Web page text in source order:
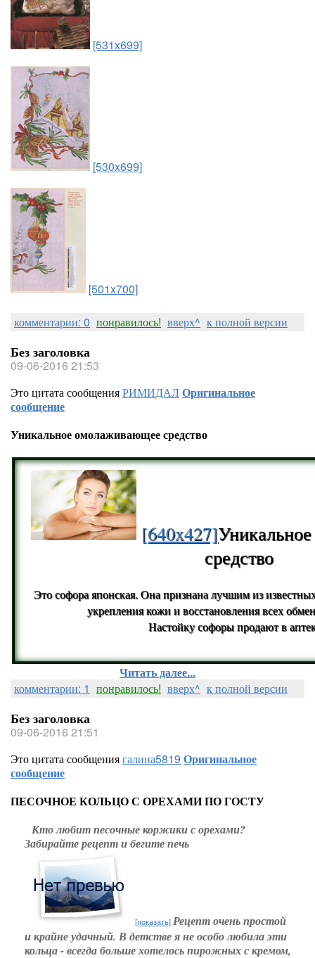
[531x699]
[530x699]
[501x700]
комментарии: 0 понравилось! вверх^ к полной версии
Без заголовка
09-06-2016 21:53
Это цитата сообщенияРИМИДАЛОригинальное
сообщение
Уникальное омолаживающее средство
[640x427]
средство
Это софора японская. Она признана лучшим из
укрепления кожи и восстановления всех
Настойку софоры продают в
Читать далее...
комментарии: 1 понравилось! вверх^ к полной версии
Без заголовка
09-06-2016 21:51
Это цитата сообщениягалина5819 Оригинальное
сообщение
ПЕСОЧНОЕ КОЛЬЦО С ОРЕХАМИ ПО ГОСТУ
Кто любит песочные коржики с орехами?
Забирайте рецепт и бегите печь
[показать] Рецепт очень простой
и крайне удачный. В детстве я не особо любила эти
кольца - всегда больше хотелось пирожных с кремом,